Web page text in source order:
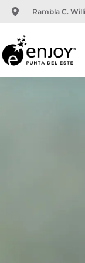
para
conteúdo
Rambla C.